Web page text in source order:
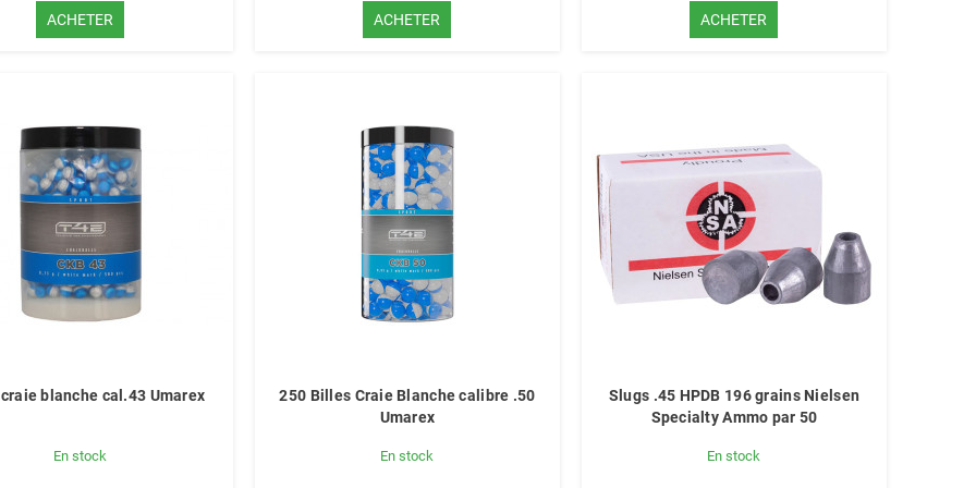
ACHETER ACHETER ACHETER
blanche cal.43 Umarex
En stock
250 Billes Craie Blanche calibre .50
Umarex
En stock
Slugs .45 HPDB 196 grains Nielsen
Specialty Ammo par 50
En stock